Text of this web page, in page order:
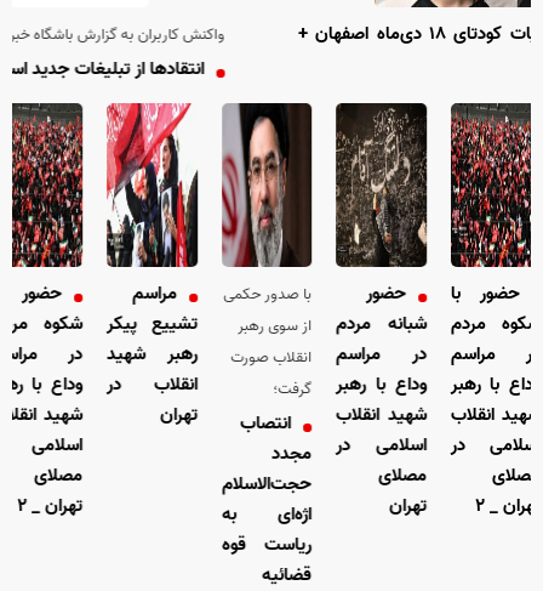
از جنایات کودتای ۱۸ دی‌ماه اصفهان + واکنش کاربران به گزارش باشگاه خبرنگاران جوان؛
انتقاد‌ها از تبلیغات جدید اسنپ بالا گرفت
با
مردم
رهبر
انقلاب
در
_ ۲
حضور
شبانه مردم
در مراسم
وداع با رهبر
شهید انقلاب
اسلامی در
مصلای
تهران
با صدور حکمی
از سوی رهبر
انقلاب صورت
گرفت؛
انتصاب
مجدد
حجت‌الاسلام
اژه‌ای به
ریاست قوه
قضائیه
مراسم
تشییع پیکر
رهبر شهید
انقلاب در
تهران
حضور با
شکوه مردم
در مراسم
وداع با رهبر
شهید انقلاب
اسلامی در
مصلای
تهران _ ۲